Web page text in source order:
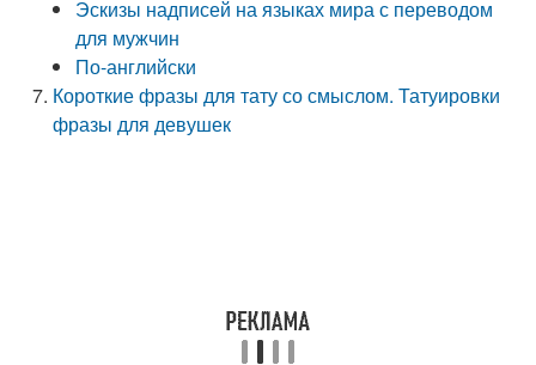
Эскизы надписей на языках мира с переводом
для мужчин
По-английски
Короткие фразы для тату со смыслом. Татуировки
фразы для девушек